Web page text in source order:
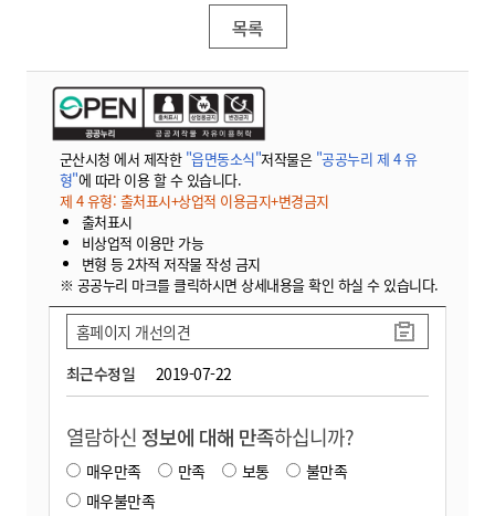
목록
군산시청 에서 제작한 "읍면동소식"저작물은 "공공누리 제 4 유
형"에 따라 이용 할 수 있습니다.
제 4 유형: 출처표시+상업적 이용금지+변경금지
출처표시
비상업적 이용만 가능
변형 등 2차적 저작물 작성 금지
※ 공공누리 마크를 클릭하시면 상세내용을 확인 하실 수 있습니다.
최근수정일 2019-07-22
홈페이지 개선의견
열람하신 정보에 대해 만족하십니까?
매우만족 만족 보통
불만족
매우불만족